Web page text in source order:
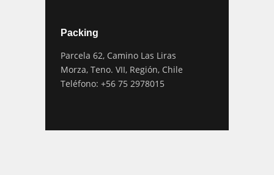
Packing
Parcela 62, Camino Las Liras
Morza, Teno. VII, Región, Chile
Teléfono: +56 75 2978015